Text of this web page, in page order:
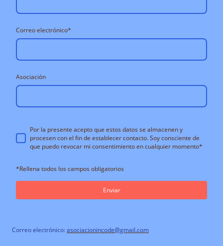
Correo electrónico*
Asociación
Por la presente acepto que estos datos se almacenen y
procesen con el fin de establecer contacto. Soy consciente de
que puedo revocar mi consentimiento en cualquier momento*
*Rellena todos los campos obligatorios
Enviar
Correo electrónico: asociacionincode@gmail.com